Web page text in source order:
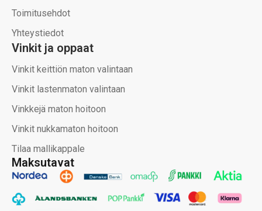
Maksutavat
Toimitusehdot
Yhteystiedot
Vinkit ja oppaat
Vinkit keittiön maton valintaan
Vinkit lastenmaton valintaan
Vinkkejä maton hoitoon
Vinkit nukkamaton hoitoon
Tilaa mallikappale